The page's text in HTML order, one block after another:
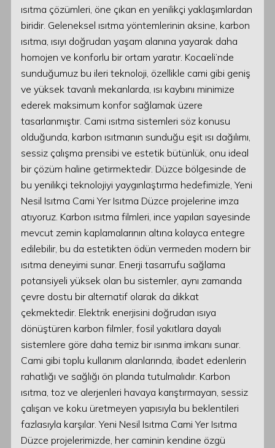
ısıtma çözümleri, öne çıkan en yenilikçi yaklaşımlardan
biridir. Geleneksel ısıtma yöntemlerinin aksine, karbon
ısıtma, ısıyı doğrudan yaşam alanına yayarak daha
homojen ve konforlu bir ortam yaratır. Kocaeli’nde
sunduğumuz bu ileri teknoloji, özellikle cami gibi geniş
ve yüksek tavanlı mekanlarda, ısı kaybını minimize
ederek maksimum konfor sağlamak üzere
tasarlanmıştır. Cami ısıtma sistemleri söz konusu
olduğunda, karbon ısıtmanın sunduğu eşit ısı dağılımı,
sessiz çalışma prensibi ve estetik bütünlük, onu ideal
bir çözüm haline getirmektedir. Düzce bölgesinde de
bu yenilikçi teknolojiyi yaygınlaştırma hedefimizle, Yeni
Nesil Isıtma Cami Yer Isıtma Düzce projelerine imza
atıyoruz. Karbon ısıtma filmleri, ince yapıları sayesinde
mevcut zemin kaplamalarının altına kolayca entegre
edilebilir, bu da estetikten ödün vermeden modern bir
ısıtma deneyimi sunar. Enerji tasarrufu sağlama
potansiyeli yüksek olan bu sistemler, aynı zamanda
çevre dostu bir alternatif olarak da dikkat
çekmektedir. Elektrik enerjisini doğrudan ısıya
dönüştüren karbon filmler, fosil yakıtlara dayalı
sistemlere göre daha temiz bir ısınma imkanı sunar.
Cami gibi toplu kullanım alanlarında, ibadet edenlerin
rahatlığı ve sağlığı ön planda tutulmalıdır. Karbon
ısıtma, toz ve alerjenleri havaya karıştırmayan, sessiz
çalışan ve koku üretmeyen yapısıyla bu beklentileri
fazlasıyla karşılar. Yeni Nesil Isıtma Cami Yer Isıtma
Düzce projelerimizde, her caminin kendine özgü